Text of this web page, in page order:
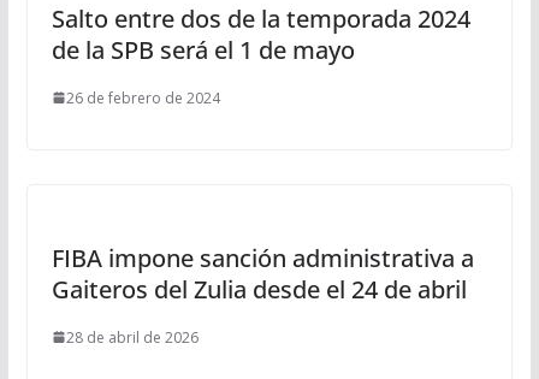
Salto entre dos de la temporada 2024
de la SPB será el 1 de mayo
26 de febrero de 2024
FIBA impone sanción administrativa a
Gaiteros del Zulia desde el 24 de abril
28 de abril de 2026